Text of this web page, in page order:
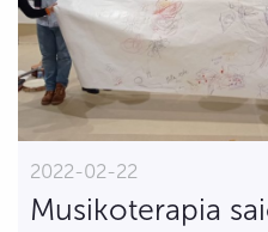
2022-02-22
Musikoterapia